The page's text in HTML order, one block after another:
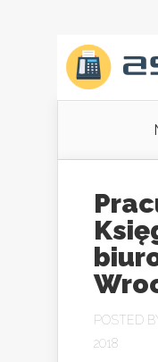
POSTED
2018